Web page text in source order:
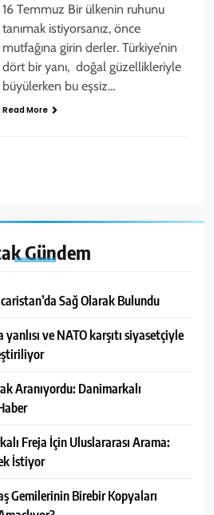
16 Temmuz Bir ülkenin ruhunu
tanımak istiyorsanız, önce
mutfağına girin derler. Türkiye’nin
dört bir yanı, doğal güzellikleriyle
büyülerken bu eşsiz…
Read More
Gündem
Sağ Olarak Bulundu
ve NATO karşıtı siyasetçiyle
Aranıyordu: Danimarkalı
Freja İçin Uluslararası Arama:
İstiyor
Gemilerinin Birebir Kopyaları